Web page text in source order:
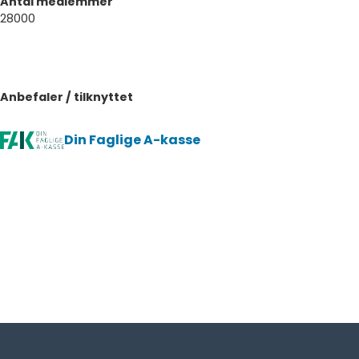
28000
Anbefaler / tilknyttet
Din Faglige A-kasse